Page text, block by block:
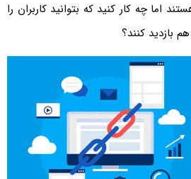
اما چه کار کنید که بتوانید کاربران را
بازدید کنند؟